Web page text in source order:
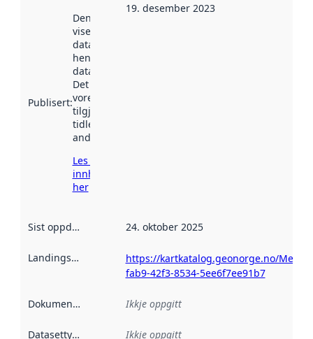
Publisert:
Denne datoen
viser når
datasettet vart
henta inn av
data.norge.no.
Det kan ha
vore
tilgjengeleg
tidlegare
andre stader.
Les meir om
innhenting
her
19. desember 2023
Sist oppdatert 24. oktober 2025
Landingsside
https://kartkatalog.geonorge.no/
fab9-42f3-8534-5ee6f7ee91b7
Dokumentasjon Ikkje oppgitt
Datasettype Ikkje oppgitt